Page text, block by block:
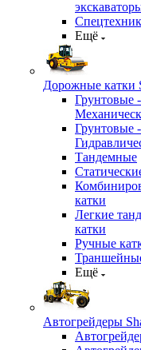
Ещё
Дорожные катки
Грунтовые -
Грунтовые -
Тандемные
катки
Легкие
катки
Ручные
Ещё
Автогрейдеры